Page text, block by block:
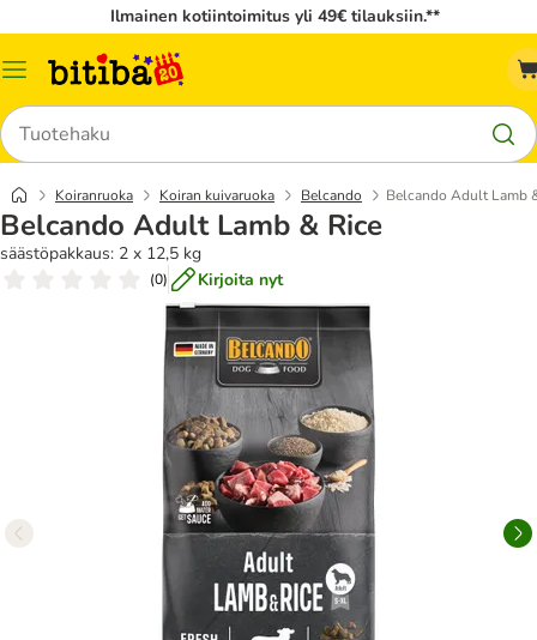
Ilmainen kotiintoimitus yli 49€ tilauksiin.**
Katalogivalikko
Hae
Koiranruoka Koiran kuivaruoka Belcando Belcando Adult Lamb
Belcando Adult Lamb & Rice
säästöpakkaus: 2 x 12,5 kg
(0) Kirjoita nyt